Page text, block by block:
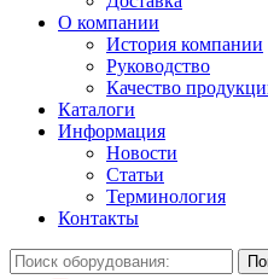
О компании
История компании
Руководство
Качество
Каталоги
Информация
Новости
Статьи
Терминология
Контакты